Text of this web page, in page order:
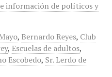
información de políticos y
, Bernardo Reyes, Club
, Escuelas de adultos,
Escobedo, Sr. Lerdo de